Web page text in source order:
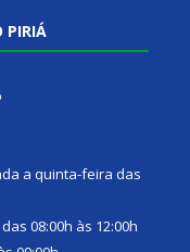
PIRIÁ
a quinta-feira das
08:00h às 12:00h